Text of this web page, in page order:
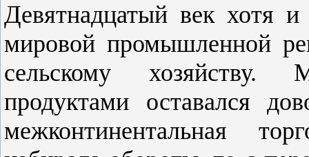
Девятнадцатый век хотя
мировой промышленной
сельскому хозяйству.
продуктами оставался
межконтинентальная